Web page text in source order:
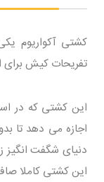
کشتی آکواریوم
تفریحات کیش
این کشتی که در
اجازه می دهد تا
دنیای شگفت انگیز
این کشتی کاملا